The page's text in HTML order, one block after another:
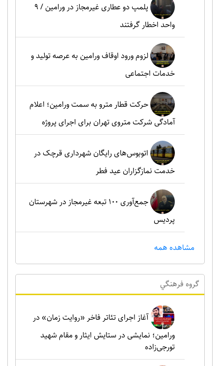
پلمپ دو عطاری غیرمجاز در ورامین / ۹
واحد اخطار گرفتند
لزوم ورود اوقاف ورامین به عرصه تولید و
خدمات اجتماعی
حرکت قطار مترو به سمت ورامین؛ اعلام
آمادگی شرکت متروی تهران برای اجرای پروژه
اتوبوس‌های رایگان شهرداری قرچک در
خدمت نمازگزاران عید فطر
جمع‌آوری ۱۰۰ تبعه غیرمجاز در شهرستان
پردیس
مشاهده همه
گروه فرهنگي
آغاز اجرای تئاتر فاخر «روایت زمان» در
ورامین؛ نمایشی در ستایش ایثار و مقام شهید
تورجی‌زاده